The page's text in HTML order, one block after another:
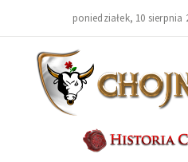
poniedziałek, 10 sierpnia